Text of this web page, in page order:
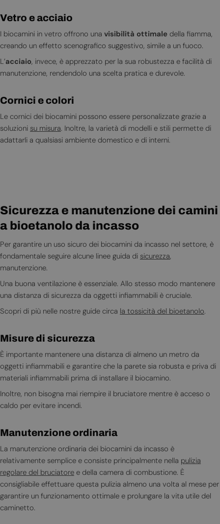
Vetro e acciaio
I biocamini in vetro offrono una visibilità ottimale della fiamma,
creando un effetto scenografico suggestivo, simile a un fuoco.
L’acciaio, invece, è apprezzato per la sua robustezza e facilità di
manutenzione, rendendolo una scelta pratica e durevole.
Cornici e colori
Le cornici dei biocamini possono essere personalizzate grazie a
soluzioni su misura. Inoltre, la varietà di modelli e stili permette di
adattarli a qualsiasi ambiente domestico e di interni.
Sicurezza e manutenzione dei camini
a bioetanolo da incasso
Per garantire un uso sicuro dei biocamini da incasso nel settore, è
fondamentale seguire alcune linee guida di sicurezza,
manutenzione.
Una buona ventilazione è essenziale. Allo stesso modo mantenere
una distanza di sicurezza da oggetti infiammabili è cruciale.
Scopri di più nelle nostre guide circa la tossicità del bioetanolo.
Misure di sicurezza
È importante mantenere una distanza di almeno un metro da
oggetti infiammabili e garantire che la parete sia robusta e priva di
materiali infiammabili prima di installare il biocamino.
Inoltre, non bisogna mai riempire il bruciatore mentre è acceso o
caldo per evitare incendi.
Manutenzione ordinaria
La manutenzione ordinaria dei biocamini da incasso è
relativamente semplice e consiste principalmente nella pulizia
regolare del bruciatore e della camera di combustione. È
consigliabile effettuare questa pulizia almeno una volta al mese per
garantire un funzionamento ottimale e prolungare la vita utile del
caminetto.